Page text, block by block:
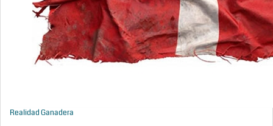
Realidad Ganadera